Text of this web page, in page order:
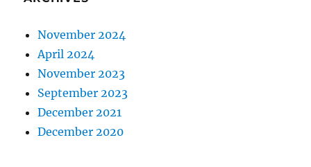
November 2024
April 2024
November 2023
September 2023
December 2021
December 2020